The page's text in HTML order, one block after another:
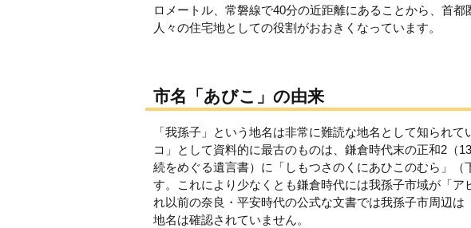
ロメートル、常磐線で40分の近距離にあることから、首都
人々の住宅地としての役割がおおきくなっています。
市名「あびこ」の由来
「我孫子」という地名は非常に難読な地名として知られ
コ」として資料的に最古のものは、鎌倉時代末の正和2（
続をめぐる遺言書）に「しもつさのくにあひこのむら」
す。これにより少なくとも鎌倉時代には我孫子市域が「
れ以前の奈良・平安時代の公式な文書では我孫子市周辺
地名は確認されていません。